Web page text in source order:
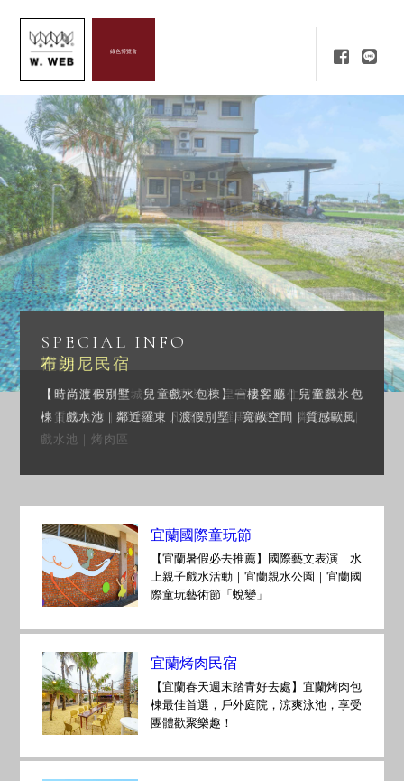
綠色博覽會
SPECIAL INFO
橙堡
【童話故事渡假城堡 - 奢華裝潢 皇宮級質感住宿體驗】大
小質感包棟｜羅浮宮｜凡爾賽｜羅馬的榮耀｜鄰近傳藝｜
戲水池｜烤肉區
宜蘭國際童玩節
【宜蘭暑假必去推薦】國際藝文表演｜水
上親子戲水活動｜宜蘭親水公園｜宜蘭國
際童玩藝術節「蛻變」
宜蘭烤肉民宿
【宜蘭春天週末踏青好去處】宜蘭烤肉包
棟最佳首選，戶外庭院，涼爽泳池，享受
團體歡聚樂趣！